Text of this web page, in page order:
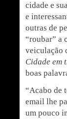
cidade e
e
outras de
“roubar” a
veiculação
Cidade em
boas
“Acabo de
email lhe
um pouco